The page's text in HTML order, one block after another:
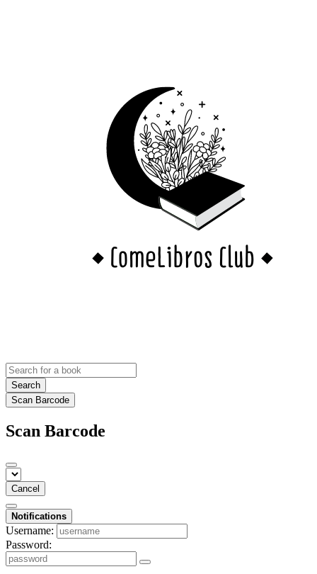
Search
Scan Barcode
Scan Barcode
Cancel
Notifications
Username:
Password: